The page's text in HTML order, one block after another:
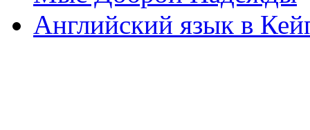
Английский язык в